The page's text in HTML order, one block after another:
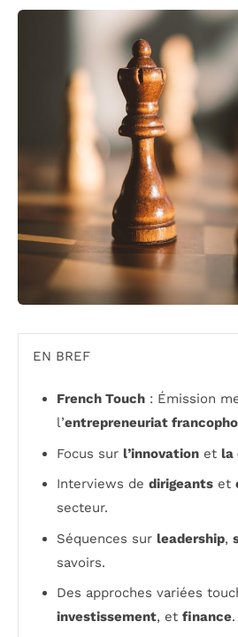
EN BREF
French Touch : Émission
l’entrepreneuriat
Focus sur l’innovation et la
Interviews de dirigeants et
secteur.
Séquences sur leadership,
savoirs.
Des approches variées
investissement, et finance.